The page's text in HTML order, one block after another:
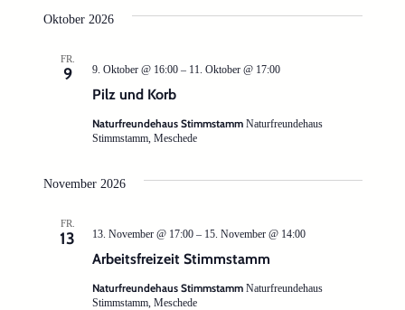
Oktober 2026
FR.
9
Pilz und Korb
9. Oktober @ 16:00– 11. Oktober @ 17:00
Naturfreundehaus Stimmstamm Naturfreundehaus
Stimmstamm, Meschede
November 2026
FR.
13
Arbeitsfreizeit Stimmstamm
13. November @ 17:00– 15. November @ 14:00
Naturfreundehaus Stimmstamm Naturfreundehaus
Stimmstamm, Meschede